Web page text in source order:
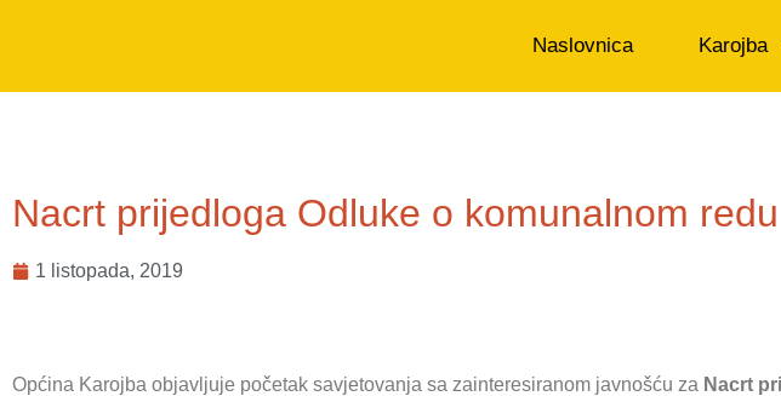
Naslovnica Karojba
Nacrt prijedloga Odluke o komunalnom redu
1 listopada, 2019
Općina Karojba objavljuje početak savjetovanja sa zainteresiranom javnošću za Nacrt